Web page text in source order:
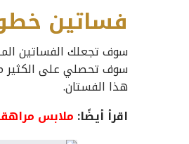
فساتين
سوف تجعلك الفساتين
سوف تحصلي على الكثير
هذا الفستان.
اقرأ أيضًا: ملابس